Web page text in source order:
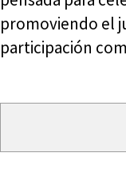
promoviendo el
participación